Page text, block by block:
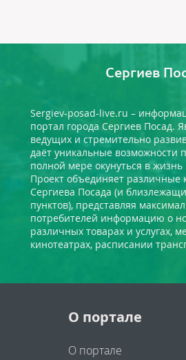
Сергиев
Sergiev-posad-live.ru –
портал города Сергиев Посад.
ведущих и стремительно
даёт уникальные возможности
полной мере окунуться в
Проект объединяет различные
Сергиева Посада (и
пунктов), представляя
потребителей информацию о
различных товарах и услугах,
кинотеатрах, расписании
О портале
О портале